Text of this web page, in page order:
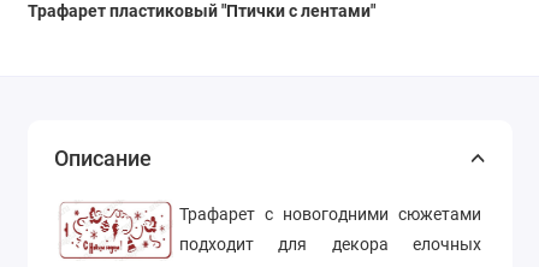
Трафарет пластиковый"Птички с лентами"
Описание
Трафарет с новогодними сюжетами
подходит для декора елочных